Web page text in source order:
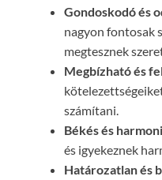
Gondoskodó és
nagyon fontosak
megtesznek
Megbízható és
számítani.
Békés és
és igyekeznek
Határozatlan és